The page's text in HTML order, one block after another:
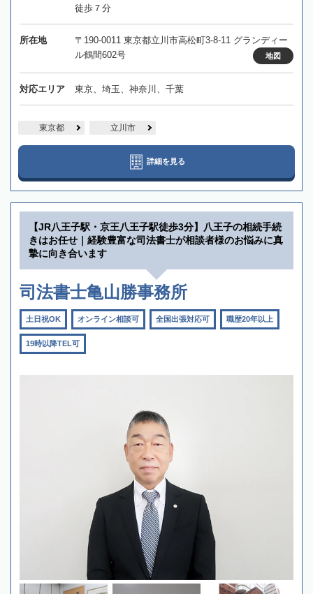
徒歩７分
所在地
〒190-0011 東京都立川市高松町3-8-11 グランディー
ル鶴間602号
地図
対応エリア 東京、埼玉、神奈川、千葉
東京都 立川市
詳細を見る
【JR八王子駅・京王八王子駅徒歩3分】八王子の相続手続
きはお任せ｜経験豊富な司法書士が相談者様のお悩みに真
摯に向き合います
司法書士亀山勝事務所
土日祝OK オンライン相談可 全国出張対応可 職歴20年以上
19時以降TEL可